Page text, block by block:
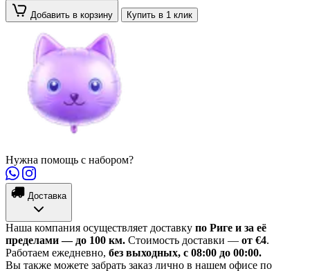
Добавить в корзину Купить в 1 клик
Нужна помощь с набором?
Доставка
Наша компания осуществляет доставку по Риге и за её
пределами — до 100 км. Стоимость доставки — от €4.
Работаем ежедневно, без выходных, с 08:00 до 00:00.
Вы также можете забрать заказ лично в нашем офисе по